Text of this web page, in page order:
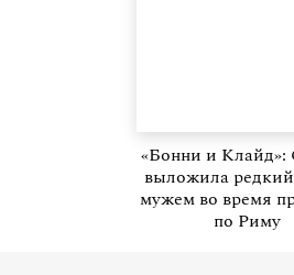
«Бонни и Клайд»:
выложила
мужем во время
по Риму